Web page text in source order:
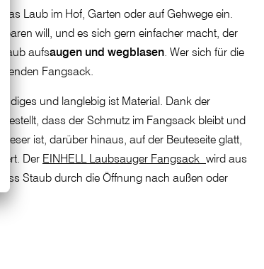
Laub im Hof, Garten oder auf Gehwege ein.
will, und es sich gern einfacher macht, der
aufsaugen und wegblasen. Wer sich für die
Fangsack.
und langlebig ist Material. Dank der
dass der Schmutz im Fangsack bleibt und
ist, darüber hinaus, auf der Beuteseite glatt,
Der EINHELL Laubsauger Fangsack wird aus
Staub durch die Öffnung nach außen oder
- je nach Häufigkeit des Laubsaugens -